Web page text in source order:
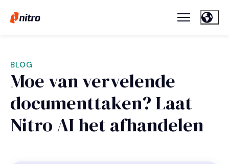
BLOG
Moe van vervelende
documenttaken? Laat
Nitro AI het afhandelen